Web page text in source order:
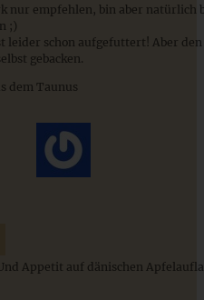
invisible aux
einfach!
nur empfehlen, bin aber natürlich
;)
leider schon aufgefuttert! Aber den
gebacken.
dem Taunus
Appetit auf dänischen